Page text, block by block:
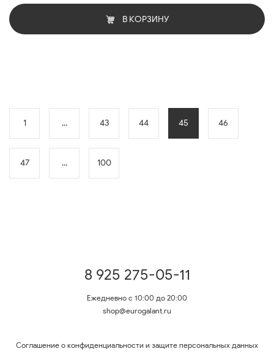
В КОРЗИНУ
1 ... 43 44 45 46
47 ... 100
8 925 275-05-11
Ежедневно с 10:00 до 20:00
shop@eurogalant.ru
Соглашение о конфиденциальности и защите персональных данных